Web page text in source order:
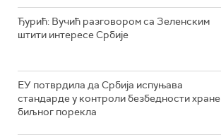
Ђурић: Вучић разговором са Зеленским
штити интересе Србије
ЕУ потврдила да Србија испуњава
стандарде у контроли безбедности хране
биљног порекла